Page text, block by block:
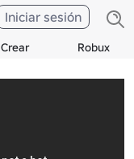
Crear Robux
Iniciar sesión